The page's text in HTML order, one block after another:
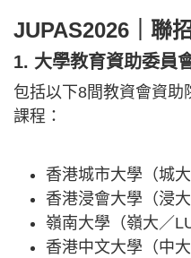
JUPAS2026｜聯
1. 大學教育資助委員
包括以下8間教資會資助
課程：
香港城市大學（城大
香港浸會大學（浸大
嶺南大學（嶺大／LU
香港中文大學（中大